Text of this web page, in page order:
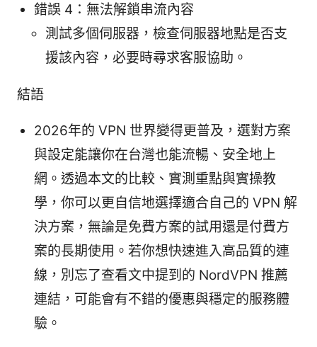
錯誤 4：無法解鎖串流內容
測試多個伺服器，檢查伺服器地點是否支
援該內容，必要時尋求客服協助。
結語
2026年的 VPN 世界變得更普及，選對方案
與設定能讓你在台灣也能流暢、安全地上
網。透過本文的比較、實測重點與實操教
學，你可以更自信地選擇適合自己的 VPN 解
決方案，無論是免費方案的試用還是付費方
案的長期使用。若你想快速進入高品質的連
線，別忘了查看文中提到的 NordVPN 推薦
連結，可能會有不錯的優惠與穩定的服務體
驗。